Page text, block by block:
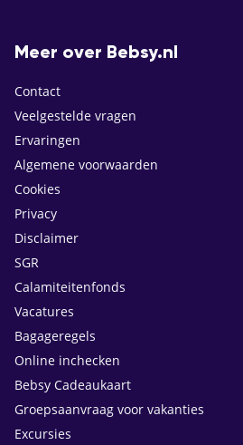
Meer over Bebsy.nl
Contact
Veelgestelde vragen
Ervaringen
Algemene voorwaarden
Cookies
Privacy
Disclaimer
SGR
Calamiteitenfonds
Vacatures
Bagageregels
Online inchecken
Bebsy Cadeaukaart
Groepsaanvraag voor vakanties
Excursies